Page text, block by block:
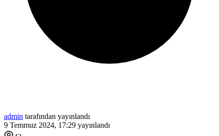
admin tarafından yayınlandı
9 Temmuz 2024, 17:29 yayınlandı